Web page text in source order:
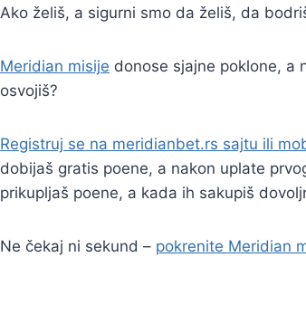
Ako želiš, a sigurni smo da želiš, da
Meridian misije donose sjajne poklone, a
osvojiš?
Registruj se na meridianbet.rs sajtu ili
dobijaš gratis poene, a nakon uplate
prikupljaš poene, a kada ih sakupiš
Ne čekaj ni sekund – pokrenite Meridian